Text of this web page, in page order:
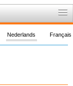
Français
Nederlands